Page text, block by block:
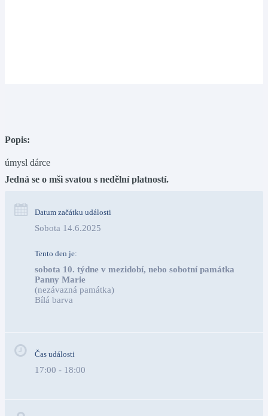
Popis:
úmysl dárce
Jedná se o mši svatou s nedělní platností.
Datum začátku události
Sobota 14.6.2025
Tento den je:
sobota 10. týdne v mezidobí, nebo sobotní památka
Panny Marie
(nezávazná památka)
Bílá barva
Čas události
17:00 - 18:00